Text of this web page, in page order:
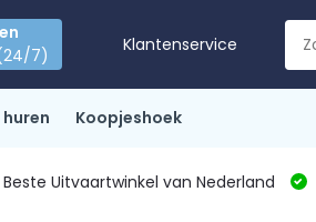
7)
Klantenservice
Koopjeshoek
Beste Uitvaartwinkel van Nederland